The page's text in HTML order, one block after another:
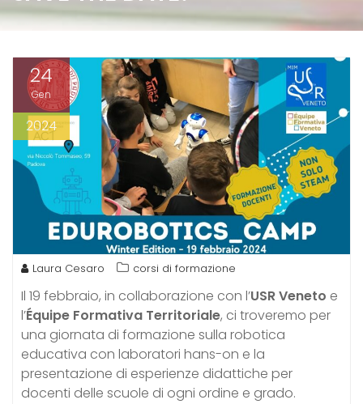
24
Gen
2024
Laura Cesaro corsi di formazione
Il 19 febbraio, in collaborazione con l’USR Veneto e
l’Équipe Formativa Territoriale, ci troveremo per
una giornata di formazione sulla robotica
educativa con laboratori hans-on e la
presentazione di esperienze didattiche per
docenti delle scuole di ogni ordine e grado.